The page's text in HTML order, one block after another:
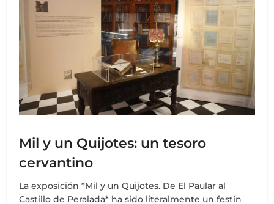
Mil y un Quijotes: un tesoro
cervantino
La exposición *Mil y un Quijotes. De El Paular al
Castillo de Peralada* ha sido literalmente un festín